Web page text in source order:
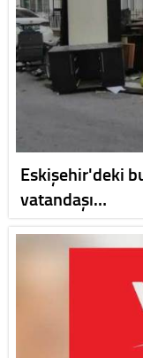
Eskişehir'deki
vatandaşı…